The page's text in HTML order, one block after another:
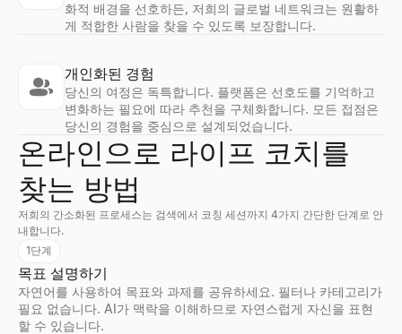
화적 배경을 선호하든, 저희의 글로벌 네트워크는 원활하
게 적합한 사람을 찾을 수 있도록 보장합니다.
개인화된 경험
당신의 여정은 독특합니다. 플랫폼은 선호도를 기억하고
변화하는 필요에 따라 추천을 구체화합니다. 모든 접점은
당신의 경험을 중심으로 설계되었습니다.
온라인으로 라이프 코치를
찾는 방법
저희의 간소화된 프로세스는 검색에서 코칭 세션까지 4가지 간단한 단계로 안
내합니다.
1단계
목표 설명하기
자연어를 사용하여 목표와 과제를 공유하세요. 필터나 카테고리가
필요 없습니다. AI가 맥락을 이해하므로 자연스럽게 자신을 표현
할 수 있습니다.